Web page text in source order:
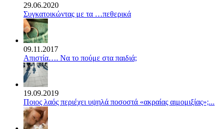
29.06.2020
Συγκατοικώντας με τα …πεθερικά
09.11.2017
Απιστία…. Να το πούμε στα παιδιά;
19.09.2019
Ποιος λαός περιέχει υψηλά ποσοστά «ακραίας αιμομιξίας»;...